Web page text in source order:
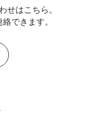
せはこちら。
できます。